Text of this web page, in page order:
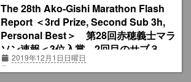
The 28th Ako-Gishi Marathon Flash
Report ＜3rd Prize, Second Sub 3h,
Personal Best＞ 第28回赤穂義士マラ
ソン速報＜3位入賞、2回目のサブ３、
自己ベスト＞
2019年12月1日日曜日